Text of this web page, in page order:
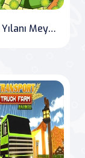
Meyve Yılanı Meydan Okuması